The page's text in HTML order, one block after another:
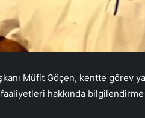
Müfit Göçen, kentte görev
hakkında bilgilendirme